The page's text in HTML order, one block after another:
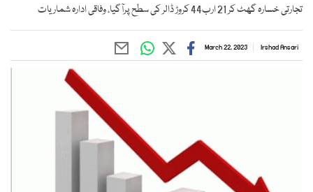
تجارتی خسارہ گھٹ کر 21 ارب44 کروڑ ڈالر کی سطح پرآگیا، وفاقی ادارہ شماریات
Irshad Ansari
March 22, 2023